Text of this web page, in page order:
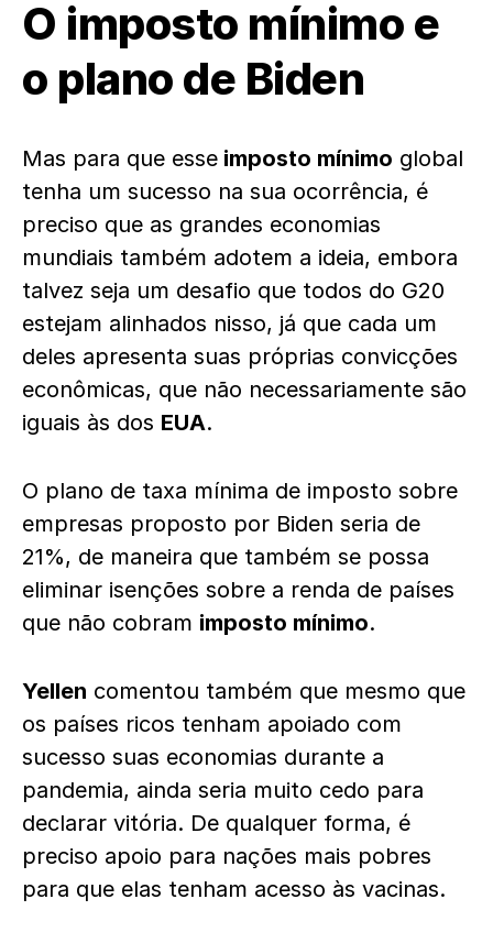
O imposto mínimo e
o plano de Biden
Mas para que esse imposto mínimo global
tenha um sucesso na sua ocorrência, é
preciso que as grandes economias
mundiais também adotem a ideia, embora
talvez seja um desafio que todos do G20
estejam alinhados nisso, já que cada um
deles apresenta suas próprias convicções
econômicas, que não necessariamente são
iguais às dos EUA.
O plano de taxa mínima de imposto sobre
empresas proposto por Biden seria de
21%, de maneira que também se possa
eliminar isenções sobre a renda de países
que não cobram imposto mínimo.
Yellen comentou também que mesmo que
os países ricos tenham apoiado com
sucesso suas economias durante a
pandemia, ainda seria muito cedo para
declarar vitória. De qualquer forma, é
preciso apoio para nações mais pobres
para que elas tenham acesso às vacinas.